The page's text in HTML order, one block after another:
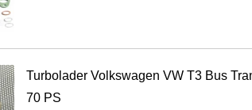
Turbolader Volkswagen VW T3 Bus
70 PS